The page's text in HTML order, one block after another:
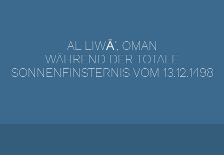
AL LIWĀ’, OMAN
WÄHREND DER TOTALE
SONNENFINSTERNIS VOM 13.12.1498